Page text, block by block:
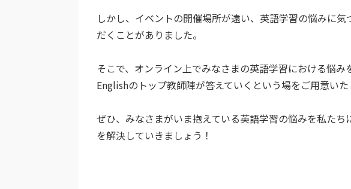
しかし、イベントの開催場所が遠い、英語学習の悩みに
だくことがありました。
そこで、オンライン上でみなさまの英語学習における悩
Englishのトップ教師陣が答えていくという場をご用意いた
ぜひ、みなさまがいま抱えている英語学習の悩みを私た
を解決していきましょう！